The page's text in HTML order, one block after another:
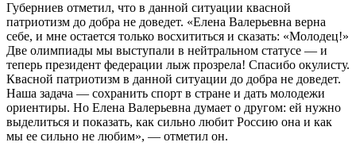
Губерниев отметил, что в данной ситуации квасной
патриотизм до добра не доведет. «Елена Валерьевна верна
себе, и мне остается только восхититься и сказать: «Молодец!»
Две олимпиады мы выступали в нейтральном статусе — и
теперь президент федерации лыж прозрела! Спасибо окулисту.
Квасной патриотизм в данной ситуации до добра не доведет.
Наша задача — сохранить спорт в стране и дать молодежи
ориентиры. Но Елена Валерьевна думает о другом: ей нужно
выделиться и показать, как сильно любит Россию она и как
мы ее сильно не любим», — отметил он.